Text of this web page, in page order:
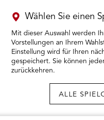
Wählen Sie einen
Mit dieser Auswahl werden
Vorstellungen an Ihrem
Einstellung wird für Ihren
gespeichert. Sie können
zurückkehren.
KARTENKAUF ÖFFNEN